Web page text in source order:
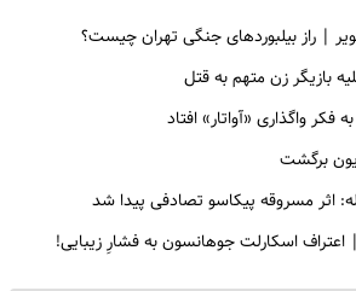
| راز بیلبوردهای جنگی تهران چیست؟
بازیگر زن متهم به قتل
برگشت
اثر مسروقه پیکاسو تصادفی پیدا شد
اعتراف اسکارلت جوهانسون به فشارِ زیبایی!